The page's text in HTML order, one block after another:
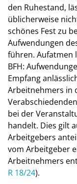
den Ruhestand,
üblicherweise
schönes Fest zu
Aufwendungen
führen. Aufatmen
BFH:
Empfang
Arbeitnehmers in
bei der
handelt. Dies gilt
Arbeitgebers
vom Arbeitgeber
Arbeitnehmers
R 18/24).